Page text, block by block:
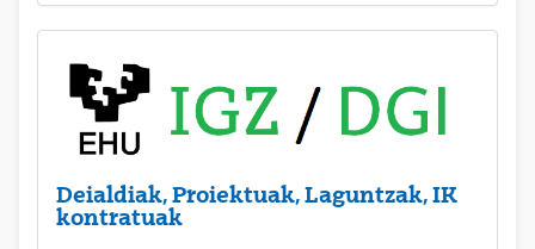
Deialdiak, Proiektuak, Laguntzak, IK
kontratuak